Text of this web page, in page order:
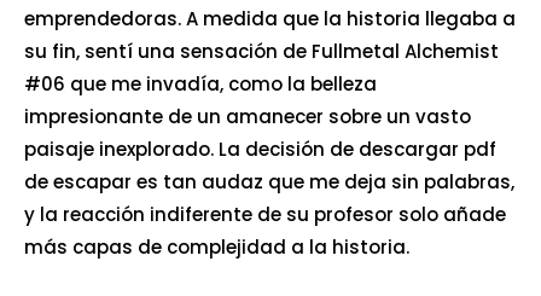
emprendedoras. A medida que la historia llegaba a
su fin, sentí una sensación de Fullmetal Alchemist
#06 que me invadía, como la belleza
impresionante de un amanecer sobre un vasto
paisaje inexplorado. La decisión de descargar pdf
de escapar es tan audaz que me deja sin palabras,
y la reacción indiferente de su profesor solo añade
más capas de complejidad a la historia.